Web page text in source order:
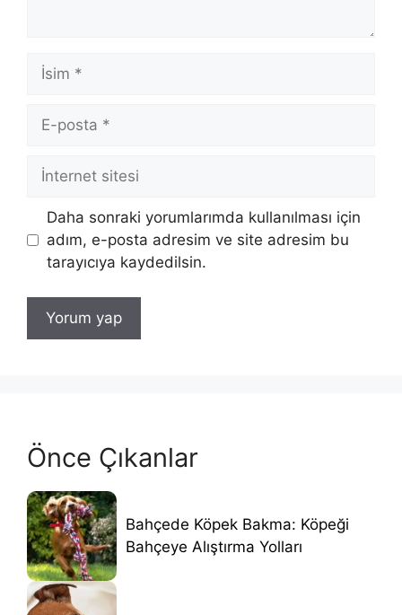
İsim
posta
İnternet
Daha sonraki yorumlarımda kullanılması için
adım, e-posta adresim ve site adresim bu
tarayıcıya kaydedilsin.
Önce Çıkanlar
Bahçede Köpek Bakma: Köpeği
Bahçeye Alıştırma Yolları